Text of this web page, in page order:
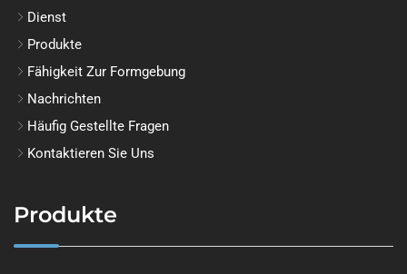
Dienst
Produkte
Fähigkeit Zur Formgebung
Nachrichten
Häufig Gestellte Fragen
Kontaktieren Sie Uns
Produkte